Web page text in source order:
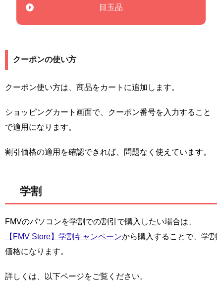
目玉品
クーポンの使い方
クーポン使い方は、商品をカートに追加します。
ショッピングカート画面で、クーポン番号を入力すること
で適用になります。
割引価格の適用を確認できれば、問題なく使えています。
学割
FMVのパソコンを学割での割引で購入したい場合は、
【FMV Store】学割キャンペーンから購入することで、学割
価格になります。
詳しくは、以下ページをご覧ください。